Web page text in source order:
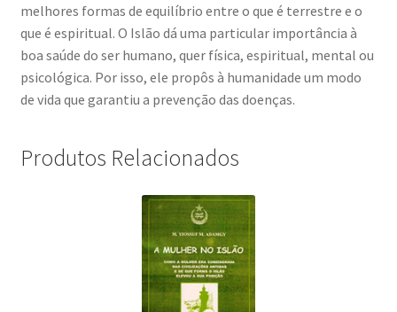
melhores formas de equilíbrio entre o que é terrestre e o
que é espiritual. O Islão dá uma particular importância à
boa saúde do ser humano, quer física, espiritual, mental ou
psicológica. Por isso, ele propôs à humanidade um modo
de vida que garantiu a prevenção das doenças.
Produtos Relacionados